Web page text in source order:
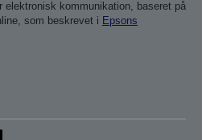
elektronisk kommunikation, baseret på
som beskrevet i Epsons